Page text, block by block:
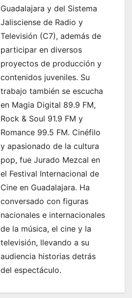
Guadalajara y del Sistema
Jalisciense de Radio y
Televisión (C7), además de
participar en diversos
proyectos de producción y
contenidos juveniles. Su
trabajo también se escucha
en Magia Digital 89.9 FM,
Rock & Soul 91.9 FM y
Romance 99.5 FM. Cinéfilo
y apasionado de la cultura
pop, fue Jurado Mezcal en
el Festival Internacional de
Cine en Guadalajara. Ha
conversado con figuras
nacionales e internacionales
de la música, el cine y la
televisión, llevando a su
audiencia historias detrás
del espectáculo.